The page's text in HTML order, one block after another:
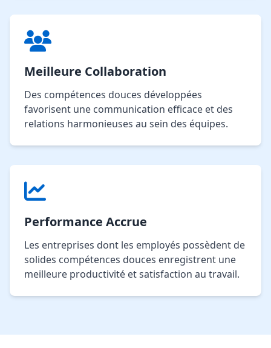
Meilleure Collaboration
Des compétences douces développées
favorisent une communication efficace et des
relations harmonieuses au sein des équipes.
Performance Accrue
Les entreprises dont les employés possèdent de
solides compétences douces enregistrent une
meilleure productivité et satisfaction au travail.